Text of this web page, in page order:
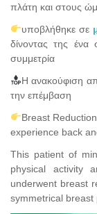
πλάτη και στους
υποβλήθηκε σε
δίνοντας της ένα
συμμετρία
Η ανακούφιση
την επέμβαση
Breast
experience back
This patient of
physical activity
underwent breast
symmetrical